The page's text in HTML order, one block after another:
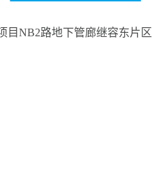
NB2路地下管廊继容东片区